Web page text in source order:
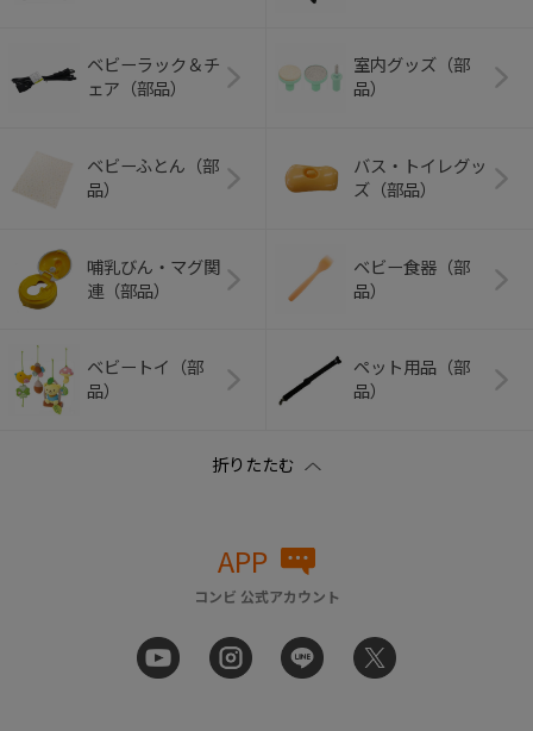
ベビーラック＆チ
ェア（部品）
室内グッズ（部
品）
ベビーふとん（部
品）
バス・トイレグッ
ズ（部品）
哺乳びん・マグ関
連（部品）
ベビー食器（部
品）
ベビートイ（部
品）
ペット用品（部
品）
APP
コンビ 公式アカウント